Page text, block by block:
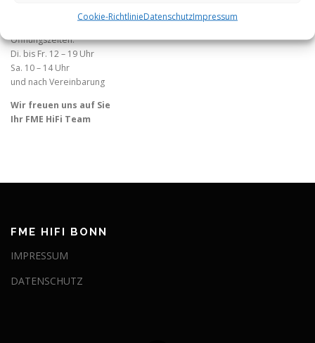
Cookie-RichtlinieDatenschutzImpressum
info@fme-hifi.de
Öffnungszeiten:
Di. bis Fr. 12 – 19 Uhr
Sa. 10 – 14 Uhr
und nach Vereinbarung
Wir freuen uns auf Sie
Ihr FME HiFi Team
FME HIFI BONN
IMPRESSUM
DATENSCHUTZ